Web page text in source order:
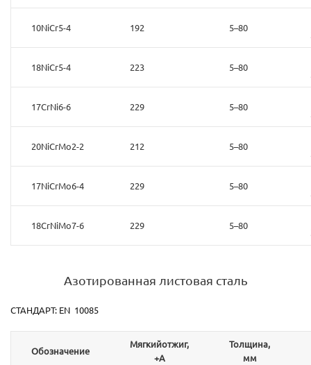
10NiCr5-4 192 5–80
18NiCr5-4 223 5–80
17CrNi6-6 229 5–80
20NiCrMo2-2 212 5–80
17NiCrMo6-4 229 5–80
18CrNiMo7-6 229 5–80
Азотированная листовая сталь
СТАНДАРТ: EN 10085
Обозначение
Мягкийотжиг,
+А
Толщина,
мм